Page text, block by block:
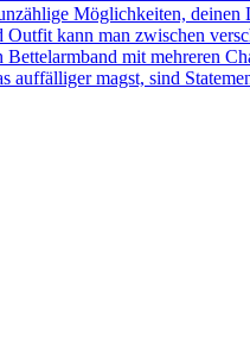
Möglichkeiten,
kann man zwischen
mit mehreren
auffälliger magst, sind